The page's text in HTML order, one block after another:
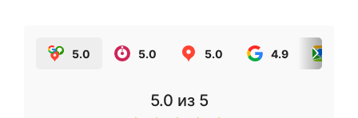
5.0 5.0 5.0 4.9
5.0 из 5